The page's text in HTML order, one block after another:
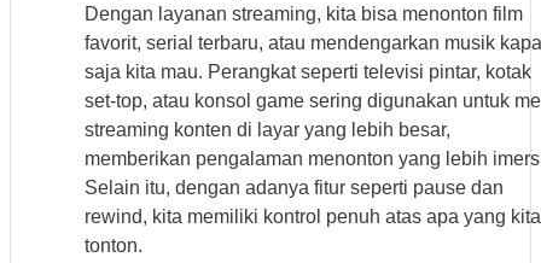
Dengan layanan streaming, kita bisa menonton film
favorit, serial terbaru, atau mendengarkan musik
saja kita mau. Perangkat seperti televisi pintar, kotak
set-top, atau konsol game sering digunakan untuk
streaming konten di layar yang lebih besar,
memberikan pengalaman menonton yang lebih
Selain itu, dengan adanya fitur seperti pause dan
rewind, kita memiliki kontrol penuh atas apa yang kita
tonton.